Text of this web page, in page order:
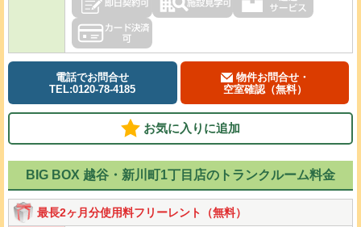
電話でお問合せ
TEL:0120-78-4185
物件お問合せ・
空室確認（無料）
お気に入りに追加
BIG BOX 越谷・新川町1丁目店のトランクルーム料金
最長2ヶ月分使用料フリーレント（無料）